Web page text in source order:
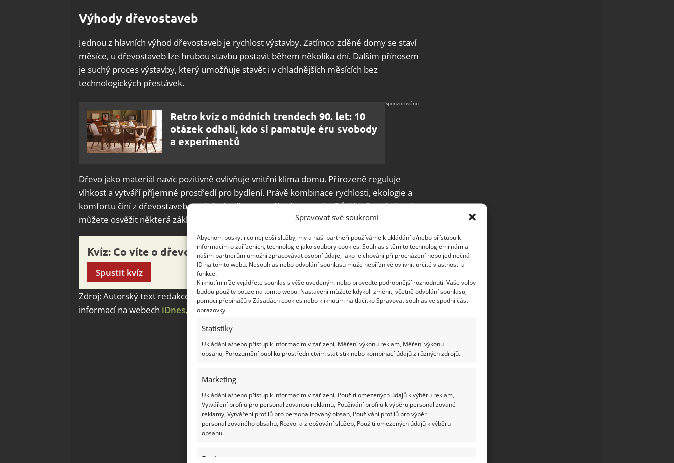
Spravovat své soukromí
Abychom poskytli co nejlepší služby, my a naši partneři používáme k ukládání a/nebo přístupu k
informacím o zařízeních, technologie jako soubory cookies. Souhlas s těmito technologiemi nám a
našim partnerům umožní zpracovávat osobní údaje, jako je chování při procházení nebo jedinečná
ID na tomto webu. Nesouhlas nebo odvolání souhlasu může nepříznivě ovlivnit určité vlastnosti a
funkce.
Kliknutím níže vyjádřete souhlas s výše uvedeným nebo proveďte podrobnější rozhodnutí. Vaše volby
budou použity pouze na tomto webu. Nastavení můžete kdykoli změnit, včetně odvolání souhlasu,
pomocí přepínačů v Zásadách cookies nebo kliknutím na tlačítko Spravovat souhlas ve spodní části
obrazovky.
Statistiky
Ukládání a/nebo přístup k informacím v zařízení, Měření výkonu reklam, Měření výkonu
obsahu, Porozumění publiku prostřednictvím statistik nebo kombinací údajů z různých zdrojů.
Marketing
Ukládání a/nebo přístup k informacím v zařízení, Použití omezených údajů k výběru reklam,
Vytváření profilů pro personalizovanou reklamu, Používání profilů k výběru personalizované
reklamy, Vytváření profilů pro personalizovaný obsah, Používání profilů pro výběr
personalizovaného obsahu, Rozvoj a zlepšování služeb, Použití omezených údajů k výběru
obsahu.
Funkce
Vždy aktivní
Výhody dřevostaveb
Jednou z hlavních výhod dřevostaveb je rychlost výstavby. Zatímco zděné domy se staví
měsíce, u dřevostaveb lze hrubou stavbu postavit během několika dní. Dalším přínosem
je suchý proces výstavby, který umožňuje stavět i v chladnějších měsících bez
technologických přestávek.
Retro kvíz o módních trendech 90. let: 10
otázek odhalí, kdo si pamatuje éru svobody
a experimentů
Dřevo jako materiál navíc pozitivně ovlivňuje vnitřní klima domu. Přirozeně reguluje
vlhkost a vytváří příjemné prostředí pro bydlení. Právě kombinace rychlosti, ekologie a
komfortu činí z dřevostaveb atraktivní volbu pro stále více stavebníků. V našem kvízu si
můžete osvěžit některá základní fakta, která se k dřevostavbám vztahují.
Kvíz: Co víte o dřevostavbách?
Spustit kvíz
Zdroj: Autorský text redakce BydlímeÚtulně.cz, podklady z veřejně dostupných
informací na webech iDnes, Wikipedie